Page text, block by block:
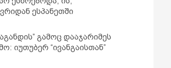
ესპანეთში
გამოც დააჯარიმეს
იუთუბერ “ივანგაისთან”